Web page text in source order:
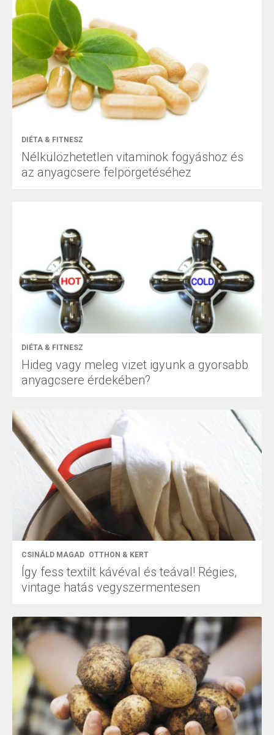
DIÉTA & FITNESZ
Nélkülözhetetlen vitaminok fogyáshoz és
az anyagcsere felpörgetéséhez
DIÉTA & FITNESZ
Hideg vagy meleg vizet igyunk a gyorsabb
anyagcsere érdekében?
CSINÁLD MAGAD OTTHON & KERT
Így fess textilt kávéval és teával! Régies,
vintage hatás vegyszermentesen